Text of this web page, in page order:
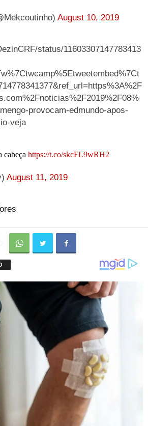
August 10, 2019
status/11603307147783413
provocam-edmundo-apos-
veja
cabeça https://t.co/skcFL9wRH2
August 11, 2019